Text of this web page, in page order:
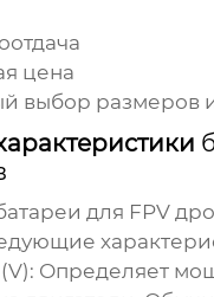
цена
выбор размеров
для FPV
Определяет